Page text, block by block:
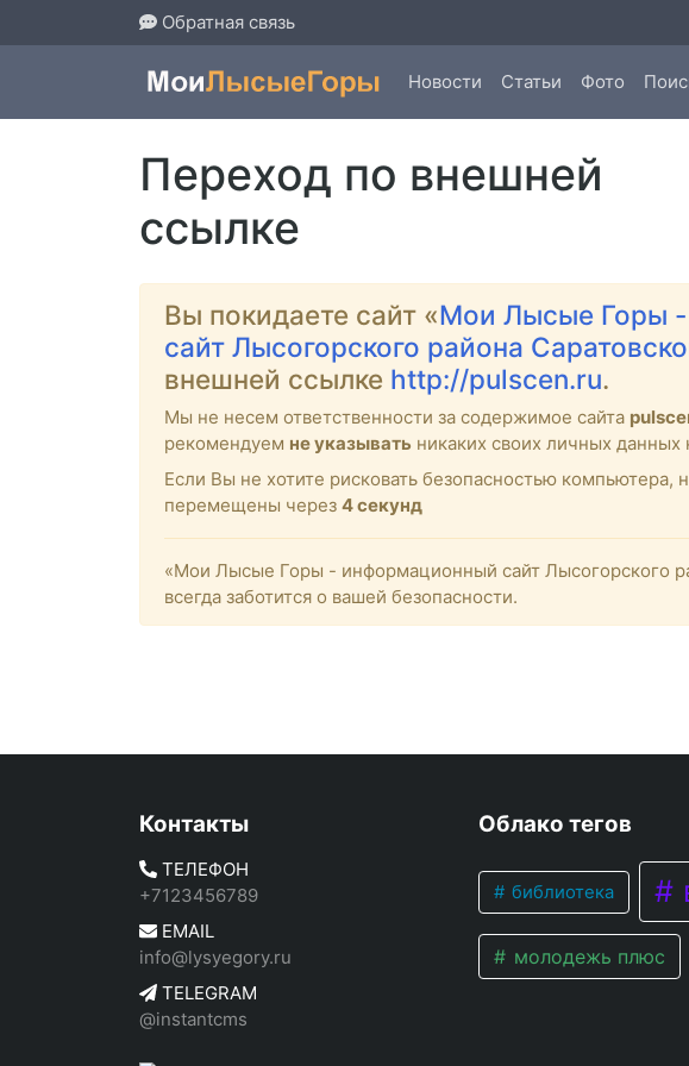
Обратная связь
Новости Статьи Фото
Переход по внешней
ссылке
Вы покидаете сайт «Мои Лысые Горы
сайт Лысогорского района
внешней ссылке http://pulscen.ru.
Мы не несем ответственности за содержимое сайта
рекомендуем не указывать никаких своих личных данных
Если Вы не хотите рисковать безопасностью компьютера,
перемещены через 4секунд
«Мои Лысые Горы - информационный сайт Лысогорского
всегда заботится о вашей безопасности.
Контакты
ТЕЛЕФОН
+7123456789
EMAIL
info@lysyegory.ru
TELEGRAM
@instantcms
Облако тегов
библиотека
молодежь плюс